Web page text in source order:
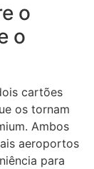
o
o
cartões
os tornam
Ambos
aeroportos
para